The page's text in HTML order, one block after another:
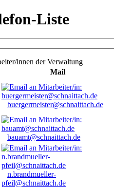
Liste
innen der Verwaltung
Mail
buergermeister@schnaittach.de
bauamt@schnaittach.de
n.brandmueller-
pfeil@schnaittach.de